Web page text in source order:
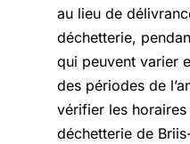
au lieu de
déchetterie,
qui peuvent varier
des périodes de
vérifier les horaires
déchetterie de